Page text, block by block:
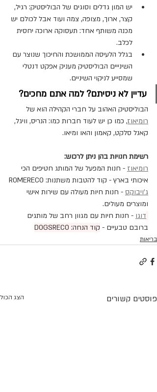
יש המון גדלים וסוגים של הבוליסטיק: רגיל,
קצר, ארוך, מצופה, צמה ועוד אבל לכולם יש
מכנה משותף אחד: תעסוקה ארוכה יחסית
לכלב.
בגלל הלעיסה הממושכת והחיכוך שנוצר עם
השינייים הבוליסטיק מעניק אפקט דנטלי
שמסייע לניקוי השיניים.
עדיין לא ניסיתם? למה אתם מחכים?
הבוליסטיק האהוב על חברי הקהילה הוא של
רומיאוז, כמו כן יש לעוד חברות כמו: הנריס, וויגל,
קאנל סלקט, קאמון והאו ומיאו.
רשימת חנויות בהן ניתן לרכוש:
רומיאוז - חנות המפעל של המותג חטיפים הכי
איכותי בארץ - קוד להטבות משתנות: ROMERECO
ג'ויבוקס - חנות חיות מעולה עם שירות אישי
ומוצרים מעולים.
דוגו - חנות חיות עם מגוון רחב של מותגים
ברובם טבעיים - קוד הנחה: DOGSRECO
בריאות
פוסטים קשורים הצג הכול